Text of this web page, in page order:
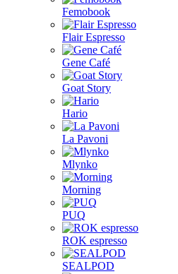
Femobook
Flair Espresso
Gene Café
Goat Story
Hario
La Pavoni
Mlynko
Morning
PUQ
ROK espresso
SEALPOD